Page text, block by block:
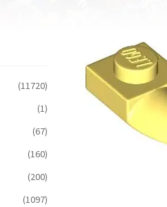
(11720)
(1)
(67)
(160)
(200)
(1097)